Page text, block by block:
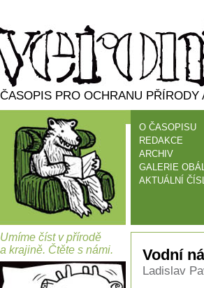
ČASOPIS PRO OCHRANU PŘÍRODY
O ČASOPISU
REDAKCE
ARCHIV
GALERIE
AKTUÁLNÍ
Umíme číst v přírodě
a krajině. Čtěte s námi.
Vodní
Ladislav